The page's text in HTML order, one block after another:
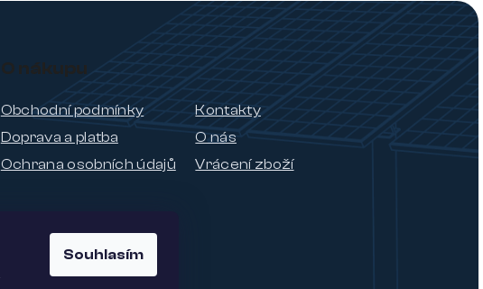
Souhlasím
O nákupu
Kontakty
Obchodní podmínky
O nás
Doprava a platba
Vrácení zboží
Ochrana osobních údajů